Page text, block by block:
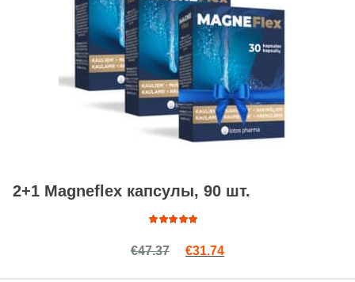
2+1 Magneflex капсулы, 90 шт.
4.71
из
€47.37 Первоначальная цена
€31.74Текущая цена: